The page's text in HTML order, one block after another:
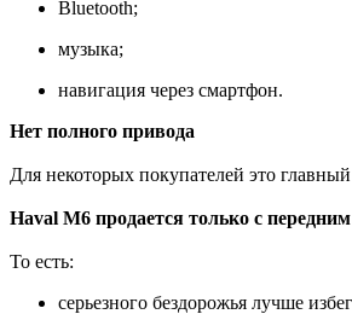
Bluetooth;
музыка;
навигация через смартфон.
Нет полного привода
Для некоторых покупателей это
Haval M6 продается только с
То есть:
серьезного бездорожья лучше